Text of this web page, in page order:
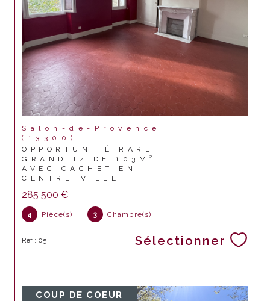
Salon-de-Provence
(13300)
OPPORTUNITÉ RARE _
GRAND T4 DE 103M²
AVEC CACHET EN
CENTRE_VILLE
285 500 €
4 Pièce(s) 3 Chambre(s)
Réf : 05 Sélectionner
COUP DE COEUR